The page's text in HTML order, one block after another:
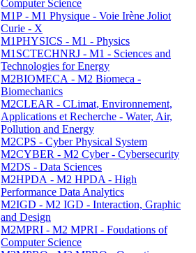
Computer Science
M1P - M1 Physique - Voie Irène Joliot
Curie - X
M1PHYSICS - M1 - Physics
M1SCTECHNRJ - M1 - Sciences and
Technologies for Energy
M2BIOMECA - M2 Biomeca -
Biomechanics
M2CLEAR - CLimat, Environnement,
Applications et Recherche - Water, Air,
Pollution and Energy
M2CPS - Cyber Physical System
M2CYBER - M2 Cyber - Cybersecurity
M2DS - Data Sciences
M2HPDA - M2 HPDA - High
Performance Data Analytics
M2IGD - M2 IGD - Interaction, Graphic
and Design
M2MPRI - M2 MPRI - Foudations of
Computer Science